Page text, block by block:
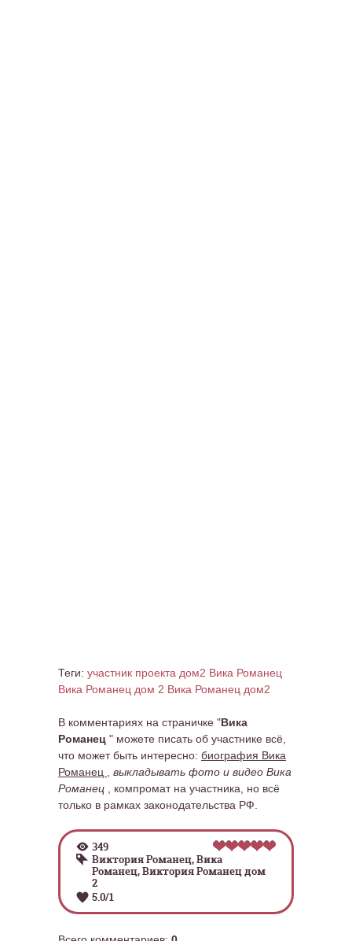
Теги: участник проекта дом2 Вика Романец
Вика Романец дом 2 Вика Романец дом2
В комментариях на страничке "Вика
Романец " можете писать об участнике всё,
что может быть интересно: биография Вика
Романец
выкладывать фото и видео Вика
Романец
, компромат на участника, но всё
только в рамках законодательства РФ.
349
Виктория Романец,Вика
Романец,Виктория Романец дом
2
5.0/1